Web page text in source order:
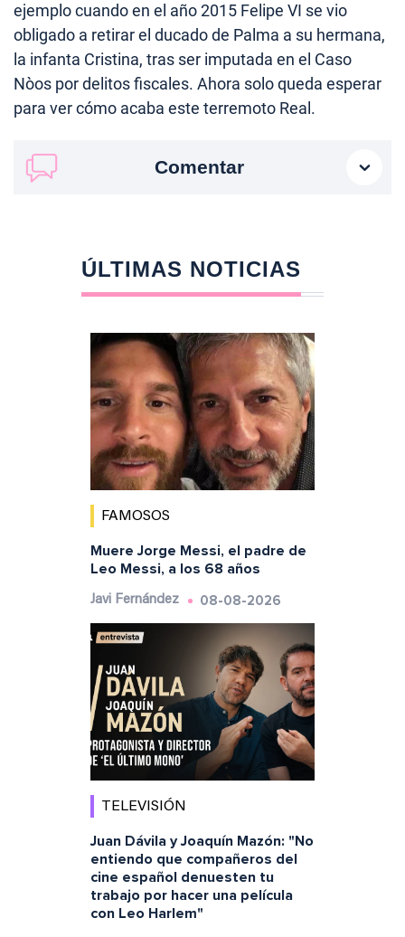
ejemplo cuando en el año 2015 Felipe VI se vio
obligado a retirar el ducado de Palma a su hermana,
la infanta Cristina, tras ser imputada en el Caso
Nòos por delitos fiscales. Ahora solo queda esperar
para ver cómo acaba este terremoto Real.
Comentar
ÚLTIMAS NOTICIAS
FAMOSOS
Muere Jorge Messi, el padre de
Leo Messi, a los 68 años
Javi Fernández 08-08-2026
TELEVISIÓN
Juan Dávila y Joaquín Mazón: "No
entiendo que compañeros del
cine español denuesten tu
trabajo por hacer una película
con Leo Harlem"